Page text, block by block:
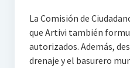
La Comisión de
que Artivi también
autorizados. Además,
drenaje y el basurero